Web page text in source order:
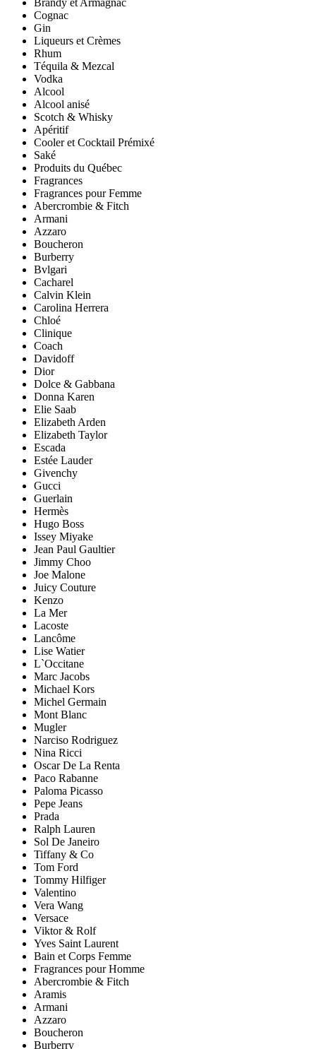
Brandy et Armagnac
Cognac
Gin
Liqueurs et Crèmes
Rhum
Téquila & Mezcal
Vodka
Alcool
Alcool anisé
Scotch & Whisky
Apéritif
Cooler et Cocktail Prémixé
Saké
Produits du Québec
Fragrances
Fragrances pour Femme
Abercrombie & Fitch
Armani
Azzaro
Boucheron
Burberry
Bvlgari
Cacharel
Calvin Klein
Carolina Herrera
Chloé
Clinique
Coach
Davidoff
Dior
Dolce & Gabbana
Donna Karen
Elie Saab
Elizabeth Arden
Elizabeth Taylor
Escada
Estée Lauder
Givenchy
Gucci
Guerlain
Hermès
Hugo Boss
Issey Miyake
Jean Paul Gaultier
Jimmy Choo
Joe Malone
Juicy Couture
Kenzo
La Mer
Lacoste
Lancôme
Lise Watier
L`Occitane
Marc Jacobs
Michael Kors
Michel Germain
Mont Blanc
Mugler
Narciso Rodriguez
Nina Ricci
Oscar De La Renta
Paco Rabanne
Paloma Picasso
Pepe Jeans
Prada
Ralph Lauren
Sol De Janeiro
Tiffany & Co
Tom Ford
Tommy Hilfiger
Valentino
Vera Wang
Versace
Viktor & Rolf
Yves Saint Laurent
Bain et Corps Femme
Fragrances pour Homme
Abercrombie & Fitch
Aramis
Armani
Azzaro
Boucheron
Burberry